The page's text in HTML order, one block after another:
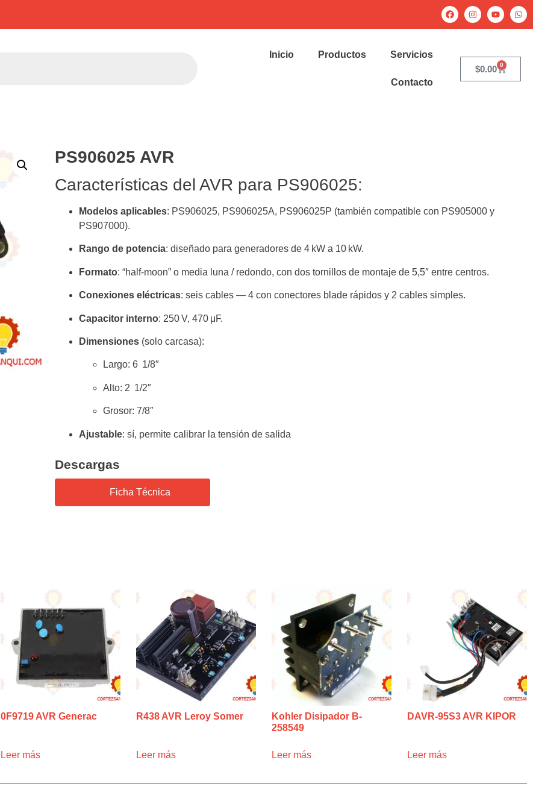
Inicio Productos Servicios
Contacto
$0.00 0
PS906025 AVR
Características del AVR para PS906025:
Modelos aplicables: PS906025, PS906025A, PS906025P (también compatible con PS905000 y
PS907000).
Rango de potencia: diseñado para generadores de 4 kW a 10 kW.
Formato: “half‑moon” o media luna / redondo, con dos tornillos de montaje de 5,5″ entre centros.
Conexiones eléctricas: seis cables — 4 con conectores blade rápidos y 2 cables simples.
Capacitor interno: 250 V, 470 μF.
Dimensiones(solo carcasa):
Largo: 6 1/8″
Alto: 2 1/2″
Grosor: 7/8″
Ajustable: sí, permite calibrar la tensión de salida
Descargas
Ficha Técnica
0F9719 AVR Generac
Leer más
R438 AVR Leroy Somer
Leer más
Kohler Disipador B-
258549
Leer más
DAVR-95S3 AVR KIPOR
Leer más